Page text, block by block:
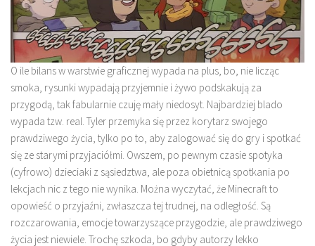
O ile bilans w warstwie graficznej wypada na plus, bo, nie licząc
smoka, rysunki wypadają przyjemnie i żywo podskakują za
przygodą, tak fabularnie czuję mały niedosyt. Najbardziej blado
wypada tzw. real. Tyler przemyka się przez korytarz swojego
prawdziwego życia, tylko po to, aby zalogować się do gry i spotkać
się ze starymi przyjaciółmi. Owszem, po pewnym czasie spotyka
(cyfrowo) dzieciaki z sąsiedztwa, ale poza obietnicą spotkania po
lekcjach nic z tego nie wynika. Można wyczytać, że Minecraft to
opowieść o przyjaźni, zwłaszcza tej trudnej, na odległość. Są
rozczarowania, emocje towarzyszące przygodzie, ale prawdziwego
życia jest niewiele. Trochę szkoda, bo gdyby autorzy lekko